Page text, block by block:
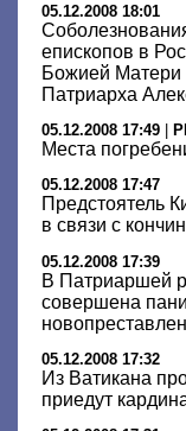
05.12.2008 18:01
епископов в
Божией Матери
Патриарха
05.12.2008 17:49
Места
05.12.2008 17:47
Предстоятель
в связи с
05.12.2008 17:39
В Патриаршей
совершена
05.12.2008 17:32
Из Ватикана
приедут